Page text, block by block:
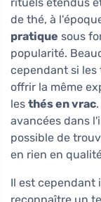
de thé, à
pratique sous
popularité.
cependant si
offrir la même
les thés en vrac
avancées dans
possible de
en rien en
Il est cependant